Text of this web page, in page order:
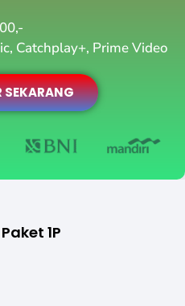
Catchplay+, Prime Video
SEKARANG
1P